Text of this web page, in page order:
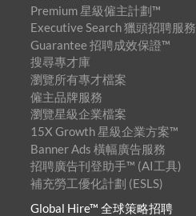
Premium 星級僱主計劃™
Executive Search 獵頭招聘服務
Guarantee 招聘成效保證™
搜尋專才庫
瀏覽所有專才檔案
僱主品牌服務
瀏覽星級企業檔案
15X Growth 星級企業方案™
Banner Ads 橫幅廣告服務
招聘廣告刊登助手™ (AI工具)
補充勞工優化計劃 (ESLS)
Global Hire™ 全球策略招聘